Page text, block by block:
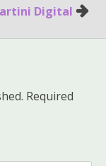
Digital
Required